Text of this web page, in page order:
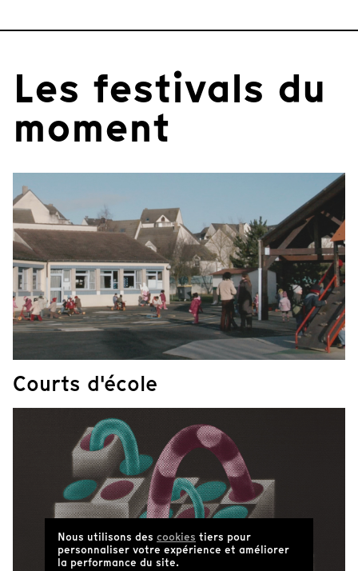
Les festivals du
moment
Courts d'école
Nous utilisons des cookies tiers pour
personnaliser votre expérience et améliorer
la performance du site.